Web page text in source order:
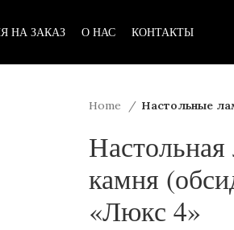
НА ЗАКАЗ О НАС КОНТАКТЫ
Home Настольные
камня
«Люкс 4»